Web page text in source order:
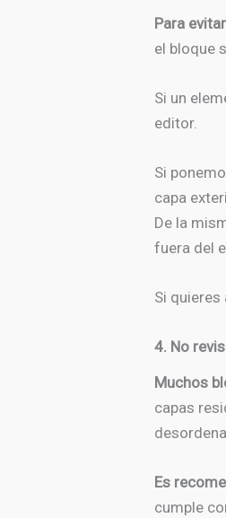
Para
el bloque
Si un
editor.
Si
capa
De la
fuera del
Si
4. No
Muchos
capas
Es
cumple